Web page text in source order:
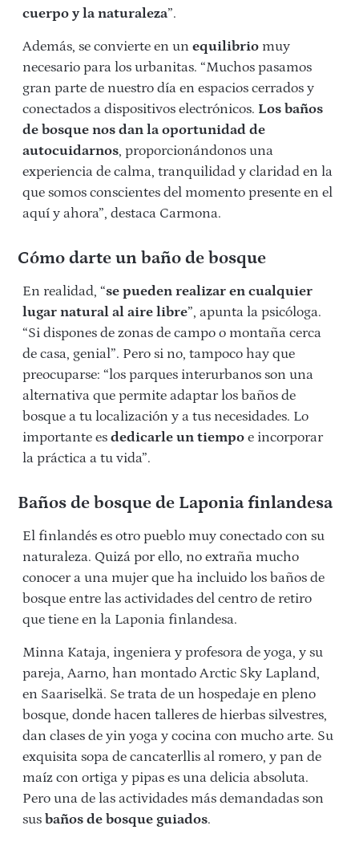
cuerpo y la naturaleza”.
Además, se convierte en un equilibrio muy
necesario para los urbanitas. “Muchos pasamos
gran parte de nuestro día en espacios cerrados y
conectados a dispositivos electrónicos. Los baños
de bosque nos dan la oportunidad de
autocuidarnos, proporcionándonos una
experiencia de calma, tranquilidad y claridad en la
que somos conscientes del momento presente en el
aquí y ahora”, destaca Carmona.
Cómo darte un baño de bosque
En realidad, “se pueden realizar en cualquier
lugar natural al aire libre”, apunta la psicóloga.
“Si dispones de zonas de campo o montaña cerca
de casa, genial”. Pero si no, tampoco hay que
preocuparse: “los parques interurbanos son una
alternativa que permite adaptar los baños de
bosque a tu localización y a tus necesidades. Lo
importante es dedicarle un tiempo e incorporar
la práctica a tu vida”.
Baños de bosque de Laponia finlandesa
El finlandés es otro pueblo muy conectado con su
naturaleza. Quizá por ello, no extraña mucho
conocer a una mujer que ha incluido los baños de
bosque entre las actividades del centro de retiro
que tiene en la Laponia finlandesa.
Minna Kataja, ingeniera y profesora de yoga, y su
pareja, Aarno, han montado Arctic Sky Lapland,
en Saariselkä. Se trata de un hospedaje en pleno
bosque, donde hacen talleres de hierbas silvestres,
dan clases de yin yoga y cocina con mucho arte. Su
exquisita sopa de cancaterllis al romero, y pan de
maíz con ortiga y pipas es una delicia absoluta.
Pero una de las actividades más demandadas son
sus baños de bosque guiados.